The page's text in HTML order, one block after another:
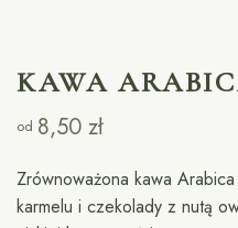
KAWA
od 8,50zł
Zrównoważona kawa
karmelu i czekolady z nutą